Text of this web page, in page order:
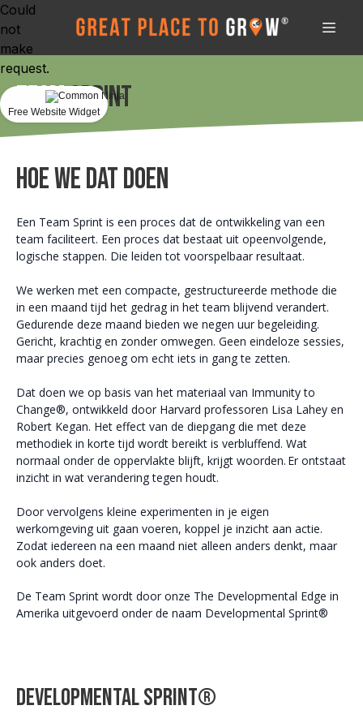
TeamSprint
HOE WE DAT DOEN
Een Team Sprint is een proces dat de ontwikkeling van een
team faciliteert. Een proces dat bestaat uit opeenvolgende,
logische stappen. Die leiden tot voorspelbaar resultaat.
We werken met een compacte, gestructureerde methode die
in een maand tijd het gedrag in het team blijvend verandert.
Gedurende deze maand bieden we negen uur begeleiding.
Gericht, krachtig en zonder omwegen. Geen eindeloze sessies,
maar precies genoeg om echt iets in gang te zetten.
Dat doen we op basis van het materiaal van Immunity to
Change®, ontwikkeld door Harvard professoren Lisa Lahey en
Robert Kegan. Het effect van de diepgang die met deze
methodiek in korte tijd wordt bereikt is verbluffend. Wat
normaal onder de oppervlakte blijft, krijgt woorden. Er ontstaat
inzicht in wat verandering tegen houdt.
Door vervolgens kleine experimenten in je eigen
werkomgeving uit gaan voeren, koppel je inzicht aan actie.
Zodat iedereen na een maand niet alleen anders denkt, maar
ook anders doet.
De Team Sprint wordt door onze The Developmental Edge in
Amerika uitgevoerd onder de naam Developmental Sprint®
Developmental Sprint®
Could
not
make
request.
Free Website Widget